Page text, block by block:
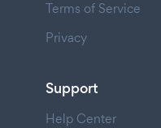
Terms of Service
Privacy
Support
Help Center